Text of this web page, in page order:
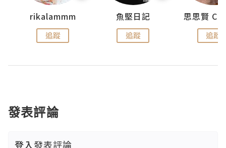
rikalammm
追蹤
魚堅日記
追蹤 追蹤
發表評論
登入發表評論